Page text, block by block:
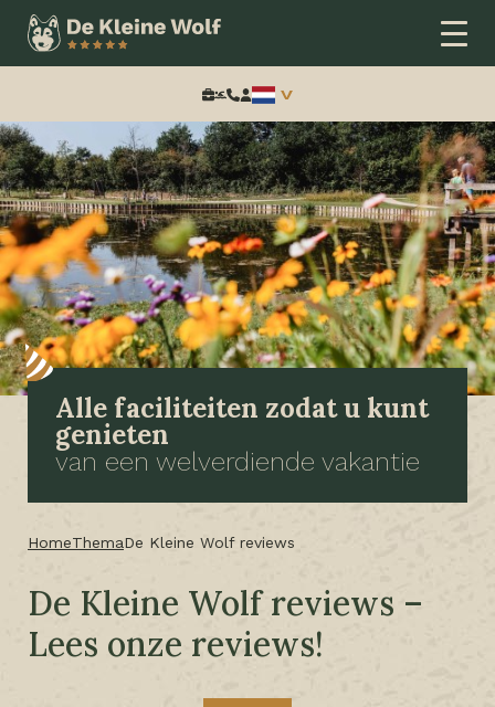
Zoeken:
Alle faciliteiten zodat u kunt
genieten
van een welverdiende vakantie
HomeThemaDe Kleine Wolf reviews
De Kleine Wolf reviews –
Lees onze reviews!